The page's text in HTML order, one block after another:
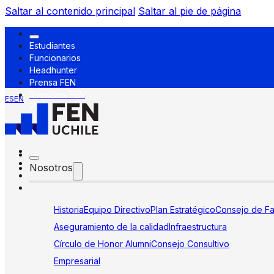
Saltar al contenido principal Saltar al pie de página
Estudiantes
Funcionarios
Headhunter
Prensa FEN
ESEN
Nosotros
HistoriaEquipo DirectivoPlan EstratégicoConsejo de
Aseguramiento de la calidadInfraestructura
Círculo de Honor AlumniConsejo Consultivo
Empresarial